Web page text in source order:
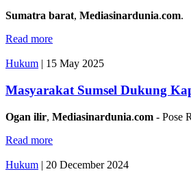
Sumatra barat, Mediasinardunia.com.
Read more
Hukum | 15 May 2025
Masyarakat Sumsel Dukung
Ogan ilir, Mediasinardunia.com - Pose
Read more
Hukum | 20 December 2024